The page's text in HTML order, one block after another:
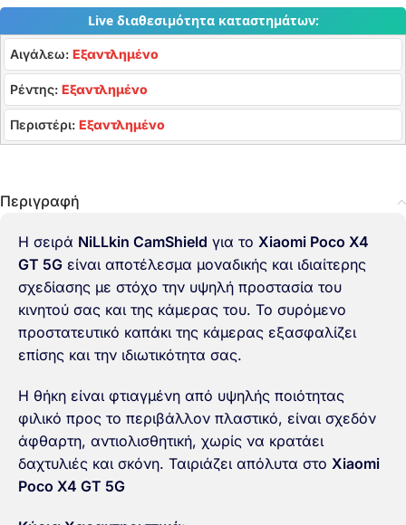
Live διαθεσιμότητα καταστημάτων:
Αιγάλεω: Εξαντλημένο
Ρέντης: Εξαντλημένο
Περιστέρι: Εξαντλημένο
Περιγραφή
Η σειρά NiLLkin CamShield για το Xiaomi Poco X4
GT 5G είναι αποτέλεσμα μοναδικής και ιδιαίτερης
σχεδίασης με στόχο την υψηλή προστασία του
κινητού σας και της κάμερας του. Το συρόμενο
προστατευτικό καπάκι της κάμερας εξασφαλίζει
επίσης και την ιδιωτικότητα σας.
Η θήκη είναι φτιαγμένη από υψηλής ποιότητας
φιλικό προς το περιβάλλον πλαστικό, είναι σχεδόν
άφθαρτη, αντιολισθητική, χωρίς να κρατάει
δαχτυλιές και σκόνη. Ταιριάζει απόλυτα στο Xiaomi
Poco X4 GT 5G